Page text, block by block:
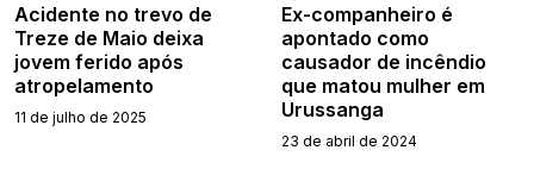
Acidente no trevo de
Treze de Maio deixa
jovem ferido após
atropelamento
11 de julho de 2025
Ex-companheiro é
apontado como
causador de incêndio
que matou mulher em
Urussanga
23 de abril de 2024